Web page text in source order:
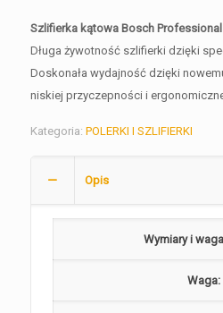
Szlifierka kątowa Bosch Professional
Długa żywotność szlifierki dzięki
Doskonała wydajność dzięki
niskiej przyczepności i
Kategoria: POLERKI I SZLIFIERKI
Opis
Wymiary i
Waga: